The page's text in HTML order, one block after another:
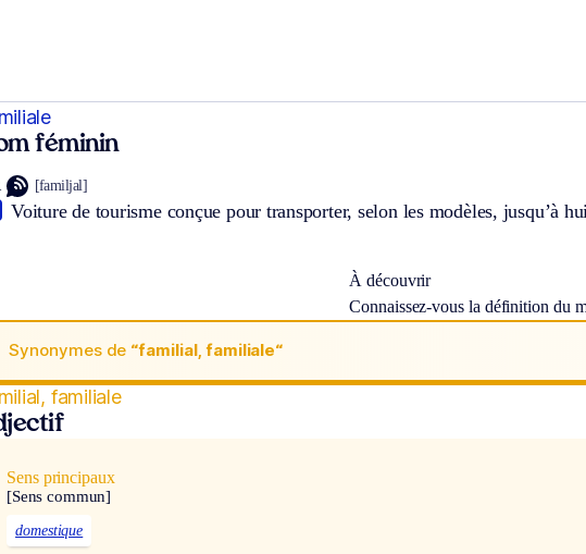
féminin
[familjal]
Voiture de tourisme conçue pour transporter, selon les modèles, jusqu’à
À découvrir
Connaissez-vous la définition du
Synonymes de “familial, familiale“
familiale
Sens principaux
[Sens commun]
domestique